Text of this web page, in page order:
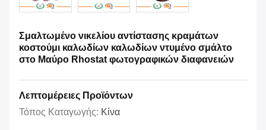
Σμαλτωμένο νικελίου αντίστασης κραμάτων
κοστούμι καλωδίων καλωδίων ντυμένο σμάλτο
στο Μαύρο Rhostat φωτογραφικών διαφανειών
Λεπτομέρειες Προϊόντων
Τόπος Καταγωγής: Κίνα